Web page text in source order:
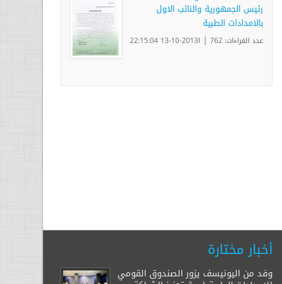
رئيس الجمهورية والنائب الاول
بالامدادات الطبية
عدد القراءات: 762 | ا2013-10-13 22:15:04
أخبار مختارة
وفد من اليونيسف يزور الصندوق القومي